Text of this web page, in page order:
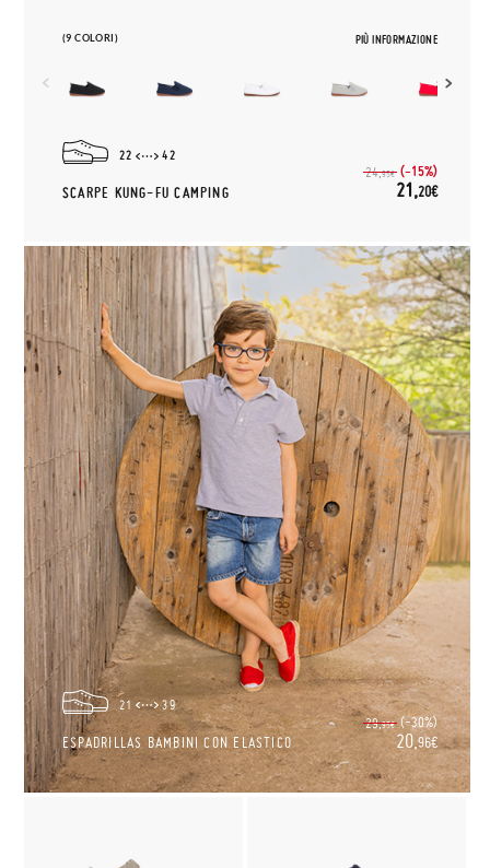
(9 COLORI) PIÙ INFORMAZIONE
22 42
SCARPE KUNG-FU CAMPING
24,95€ (-15%)
21,20€
21 39
ESPADRILLAS BAMBINI CON ELASTICO
29,95€ (-30%)
20,96€